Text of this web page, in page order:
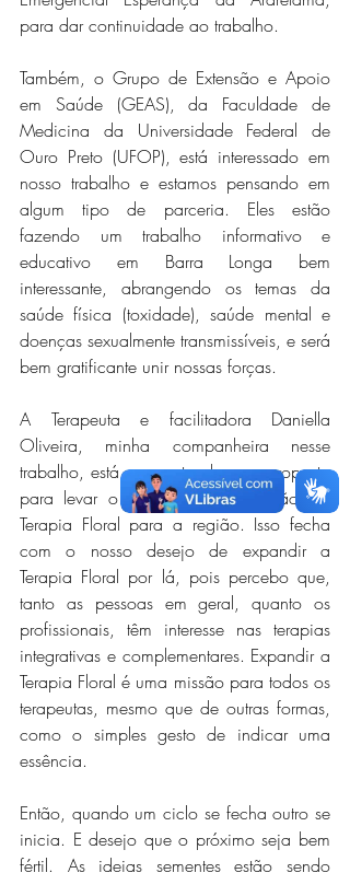
para dar continuidade ao trabalho.
Também, o Grupo de Extensão e Apoio
em Saúde (GEAS), da Faculdade de
Medicina da Universidade Federal de
Ouro Preto (UFOP), está interessado em
nosso trabalho e estamos pensando em
algum tipo de parceria. Eles estão
fazendo um trabalho informativo e
educativo em Barra Longa bem
interessante, abrangendo os temas da
saúde física (toxidade), saúde mental e
doenças sexualmente transmissíveis, e será
bem gratificante unir nossas forças.
A Terapeuta e facilitadora Daniella
Oliveira, minha companheira nesse
trabalho, está apresentando uma proposta
para levar o curso de capacitação em
Terapia Floral para a região. Isso fecha
com o nosso desejo de expandir a
Terapia Floral por lá, pois percebo que,
tanto as pessoas em geral, quanto os
profissionais, têm interesse nas terapias
integrativas e complementares. Expandir a
Terapia Floral é uma missão para todos os
terapeutas, mesmo que de outras formas,
como o simples gesto de indicar uma
essência.
Então, quando um ciclo se fecha outro se
inicia. E desejo que o próximo seja bem
fértil. As ideias sementes estão sendo